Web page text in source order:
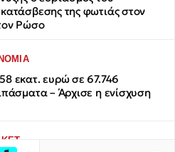
της φωτιάς στον
Ρώσο
εκατ. ευρώ σε 67.746
– Άρχισε η ενίσχυση